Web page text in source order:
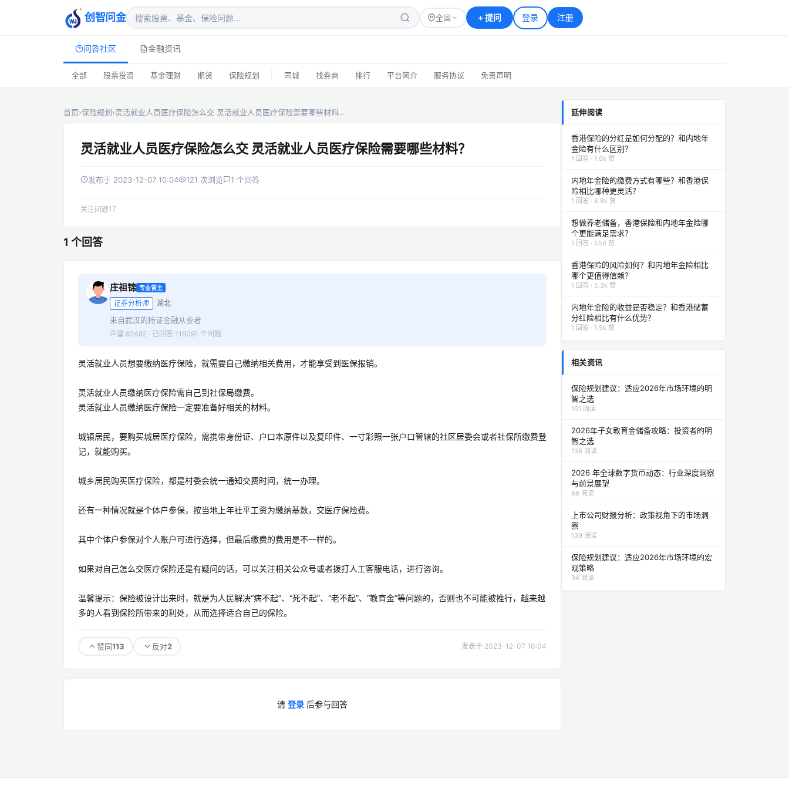
创智问金 全国 +提问 登录 注册
问答社区 金融资讯
全部 股票投资 基金理财 期货 保险规划 同城 找券商 排行 平台简介 服务协议 免责声明
首页›保险规划›灵活就业人员医疗保险怎么交 灵活就业人员医疗保险需要哪些材料…
灵活就业人员医疗保险怎么交 灵活就业人员医疗保险需要哪些材料？
发布于 2023-12-07 10:04 121 次浏览 1 个回答
关注问题17
1 个回答
庄祖锦 专业答主
证券分析师 湖北
来自武汉的持证金融从业者
声望 82482 · 已回答 116091 个问题
灵活就业人员想要缴纳医疗保险，就需要自己缴纳相关费用，才能享受到医保报销。
灵活就业人员缴纳医疗保险需自己到社保局缴费。
灵活就业人员缴纳医疗保险一定要准备好相关的材料。
城镇居民，要购买城居医疗保险，需携带身份证、户口本原件以及复印件、一寸彩照一张户口管辖的社区居委会或者社保所缴费登
记，就能购买。
城乡居民购买医疗保险，都是村委会统一通知交费时间，统一办理。
还有一种情况就是个体户参保，按当地上年社平工资为缴纳基数，交医疗保险费。
其中个体户参保对个人账户可进行选择，但最后缴费的费用是不一样的。
如果对自己怎么交医疗保险还是有疑问的话，可以关注相关公众号或者拨打人工客服电话，进行咨询。
温馨提示：保险被设计出来时，就是为人民解决“病不起”、“死不起”、“老不起”、“教育金”等问题的，否则也不可能被推行，越来越
多的人看到保险所带来的利处，从而选择适合自己的保险。
赞同113 反对2 发表于 2023-12-07 10:04
请 登录 后参与回答
延伸阅读
香港保险的分红是如何分配的？和内地年
金险有什么区别？
1 回答 · 1.6k 赞
内地年金险的缴费方式有哪些？和香港保
险相比哪种更灵活？
1 回答 · 8.8k 赞
想做养老储备，香港保险和内地年金险哪
个更能满足需求？
1 回答 · 556 赞
香港保险的风险如何？和内地年金险相比
哪个更值得信赖？
1 回答 · 5.3k 赞
内地年金险的收益是否稳定？和香港储蓄
分红险相比有什么优势？
1 回答 · 1.5k 赞
相关资讯
保险规划建议：适应2026年市场环境的明
智之选
101 阅读
2026年子女教育金储备攻略：投资者的明
智之选
138 阅读
2026 年全球数字货币动态：行业深度洞察
与前景展望
88 阅读
上市公司财报分析：政策视角下的市场洞
察
139 阅读
保险规划建议：适应2026年市场环境的宏
观策略
94 阅读